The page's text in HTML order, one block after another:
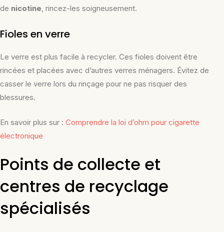
de nicotine, rincez-les soigneusement.
Fioles en verre
Le verre est plus facile à recycler. Ces fioles doivent être
rincées et placées avec d’autres verres ménagers. Évitez de
casser le verre lors du rinçage pour ne pas risquer des
blessures.
En savoir plus sur : Comprendre la loi d’ohm pour cigarette
électronique
Points de collecte et
centres de recyclage
spécialisés